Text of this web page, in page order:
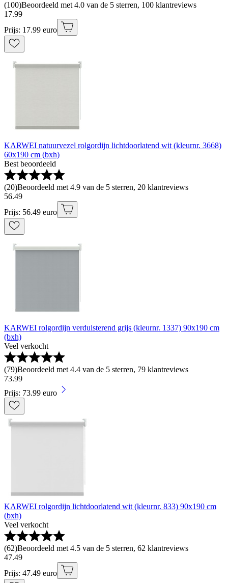
(100)Beoordeeld met 4.0 van de 5 sterren, 100 klantreviews
17.99
Prijs: 17.99 euro
KARWEI natuurvezel rolgordijn lichtdoorlatend wit (kleurnr. 3668)
60x190 cm (bxh)
Best beoordeeld
(20)Beoordeeld met 4.9 van de 5 sterren, 20 klantreviews
56.49
Prijs: 56.49 euro
KARWEI rolgordijn verduisterend grijs (kleurnr. 1337) 90x190 cm
(bxh)
Veel verkocht
(79)Beoordeeld met 4.4 van de 5 sterren, 79 klantreviews
73.99
Prijs: 73.99 euro
KARWEI rolgordijn lichtdoorlatend wit (kleurnr. 833) 90x190 cm
(bxh)
Veel verkocht
(62)Beoordeeld met 4.5 van de 5 sterren, 62 klantreviews
47.49
Prijs: 47.49 euro